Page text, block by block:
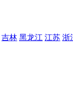
吉林 黑龙江 江苏 浙